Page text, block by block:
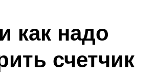
как надо
счетчик